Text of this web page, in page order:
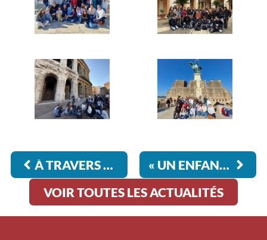
À TRAVERS LES PASSAGES DU TEMPS
« UN ENFANT QUI LIT SERA UN ADULTE QUI PENSE » (FLORE VASSEUR)
VOIR TOUTES LES ACTUALITÉS